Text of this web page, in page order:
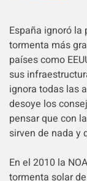
España ignoró
tormenta más
países como
sus
ignora todas las
desoye los
pensar que con
sirven de nada y
En el 2010 la
tormenta solar